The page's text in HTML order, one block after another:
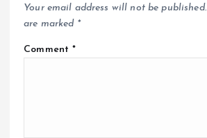
Your email address will not be published.
are marked *
Comment*